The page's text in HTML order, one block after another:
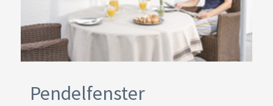
Pendelfenster